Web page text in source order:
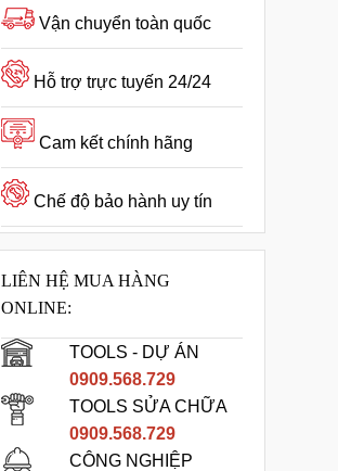
Vận chuyển toàn quốc
Hỗ trợ trực tuyến 24/24
Cam kết chính hãng
Chế độ bảo hành uy tín
LIÊN HỆ MUA HÀNG
ONLINE:
TOOLS - DỰ ÁN
0909.568.729
TOOLS SỬA CHỮA
0909.568.729
CÔNG NGHIỆP